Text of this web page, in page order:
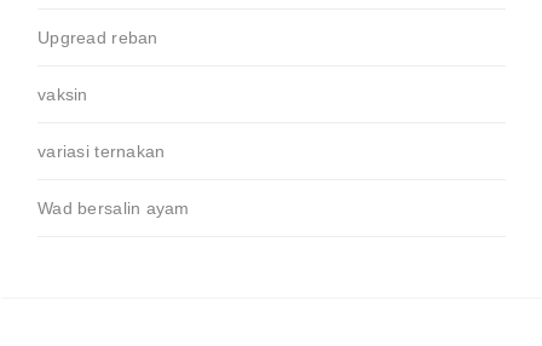
Upgread reban
vaksin
variasi ternakan
Wad bersalin ayam